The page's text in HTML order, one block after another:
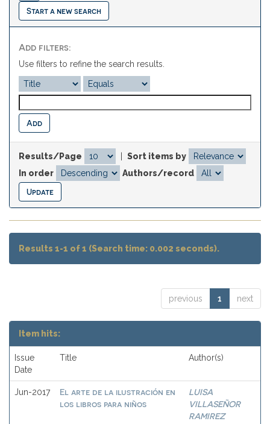
Start a new search
Add filters:
Use filters to refine the search results.
Results/Page
Sort items by
In order
Authors/record
Results 1-1 of 1 (Search time: 0.002 seconds).
previous 1 next
Item hits:
Issue
Date
Title Author(s)
Jun-2017
El arte de la ilustración en
los libros para niños
LUISA
VILLASEÑOR
RAMIREZ